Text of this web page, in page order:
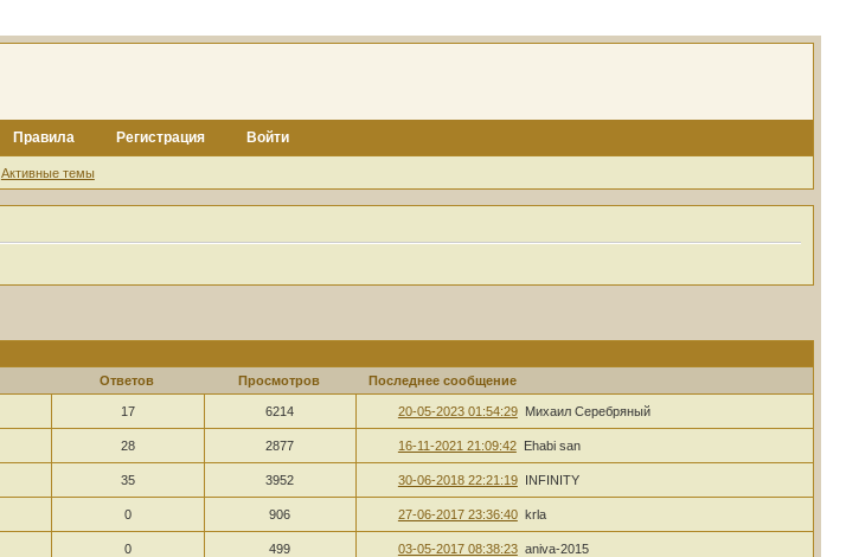
Правила Регистрация Войти
Активные темы
Ответов Просмотров Последнее сообщение
17 6214 20-05-2023 01:54:29 Михаил Серебряный
28 2877 16-11-2021 21:09:42 Ehabi san
35 3952 30-06-2018 22:21:19 INFINITY
0 906 27-06-2017 23:36:40 krla
0 499 03-05-2017 08:38:23 aniva-2015